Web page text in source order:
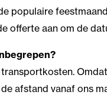
populaire
offerte aan om de
afstand vanaf ons